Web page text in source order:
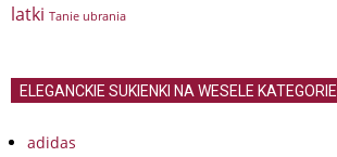
latki Tanie ubrania
ELEGANCKIE SUKIENKI NA WESELE KATEGORIE
adidas